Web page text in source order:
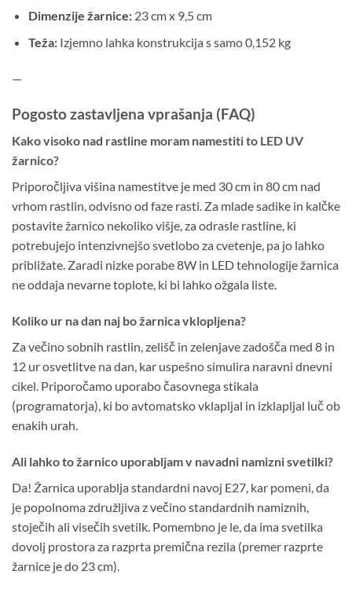
Dimenzije žarnice:23 cm x 9,5 cm
Teža:Izjemno lahka konstrukcija s samo 0,152 kg
—
Pogosto zastavljena vprašanja (FAQ)
Kako visoko nad rastline moram namestiti to LED UV
žarnico?
Priporočljiva višina namestitve je med 30 cm in 80 cm nad
vrhom rastlin, odvisno od faze rasti. Za mlade sadike in kalčke
postavite žarnico nekoliko višje, za odrasle rastline, ki
potrebujejo intenzivnejšo svetlobo za cvetenje, pa jo lahko
približate. Zaradi nizke porabe 8W in LED tehnologije žarnica
ne oddaja nevarne toplote, ki bi lahko ožgala liste.
Koliko ur na dan naj bo žarnica vklopljena?
Za večino sobnih rastlin, zelišč in zelenjave zadošča med 8 in
12 ur osvetlitve na dan, kar uspešno simulira naravni dnevni
cikel. Priporočamo uporabo časovnega stikala
(programatorja), ki bo avtomatsko vklapljal in izklapljal luč ob
enakih urah.
Ali lahko to žarnico uporabljam v navadni namizni svetilki?
Da! Žarnica uporablja standardni navoj E27, kar pomeni, da
je popolnoma združljiva z večino standardnih namiznih,
stoječih ali visečih svetilk. Pomembno je le, da ima svetilka
dovolj prostora za razprta premična rezila (premer razprte
žarnice je do 23 cm).